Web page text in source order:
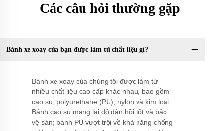
Các câu hỏi thường gặp
Bánh xe xoay của bạn được làm từ chất liệu gì?
Bánh xe xoay của chúng tôi được làm từ
nhiều chất liệu cao cấp khác nhau, bao gồm
cao su, polyurethane (PU), nylon và kim loại.
Bánh cao su mang lại độ đàn hồi tốt và bảo
vệ sàn; bánh PU vượt trội về khả năng chống